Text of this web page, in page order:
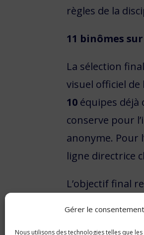
Gérer le
Nous utilisons des technologies telles que les
règles de la
11 binômes
La sélection
visuel officiel
10 équipes déjà
conserve pour
anonyme. Pour
ligne directrice
L’objectif final
La solidarité